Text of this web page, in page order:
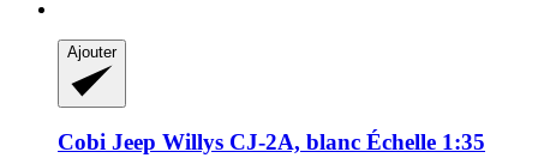
Ajouter
Cobi Jeep Willys CJ-​2A, blanc Échelle 1:35